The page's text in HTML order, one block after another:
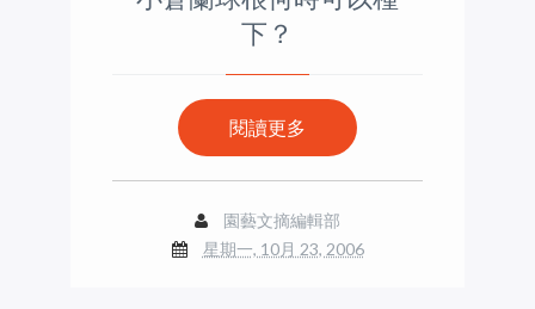
下？
閱讀更多
園藝文摘編輯部
星期一, 10月 23, 2006